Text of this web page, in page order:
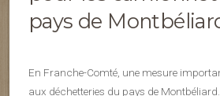
pays de
En Franche-Comté, une mesure
aux déchetteries du pays de